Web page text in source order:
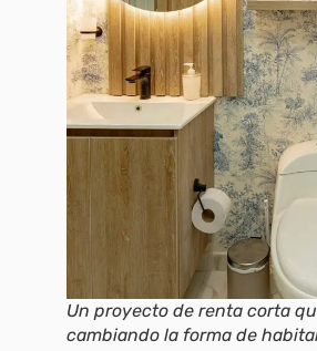
Un proyecto de renta corta
cambiando la forma de